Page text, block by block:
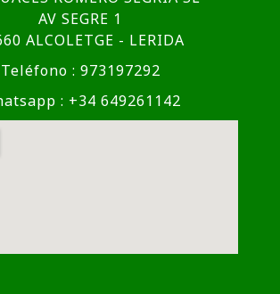
AV SEGRE 1
ALCOLETGE - LERIDA
Teléfono : 973197292
: +34 649261142